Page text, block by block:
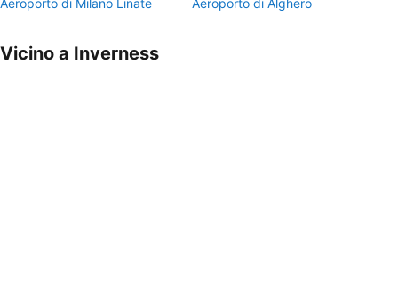
Aeroporto di Milano Linate
Aeroporto di Alghero
Vicino a Inverness